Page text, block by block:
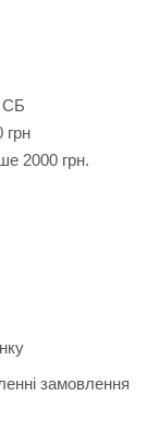
СБ
грн
2000 грн.
замовлення